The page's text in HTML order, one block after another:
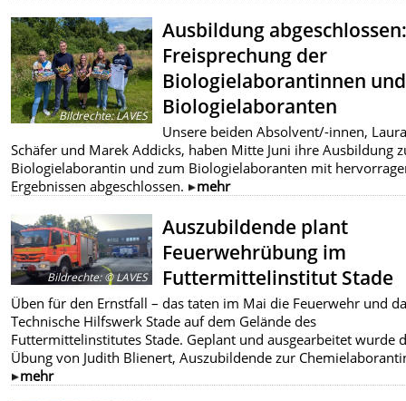
Bildrechte:LAVES
Ausbildung
Freisprechung der
Biologielaborantinnen und
Biologielaboranten
Unsere beiden Absolvent/-innen,
Schäfer und Marek Addicks, haben Mitte Juni ihre Ausbildung
Biologielaborantin und zum Biologielaboranten mit
Ergebnissen abgeschlossen.
mehr
Bildrechte:© LAVES
Auszubildende plant
Feuerwehrübung im
Futtermittelinstitut Stade
Üben für den Ernstfall – das taten im Mai die Feuerwehr und
Technische Hilfswerk Stade auf dem Gelände des
Futtermittelinstitutes Stade. Geplant und ausgearbeitet wurde
Übung von Judith Blienert, Auszubildende zur
mehr